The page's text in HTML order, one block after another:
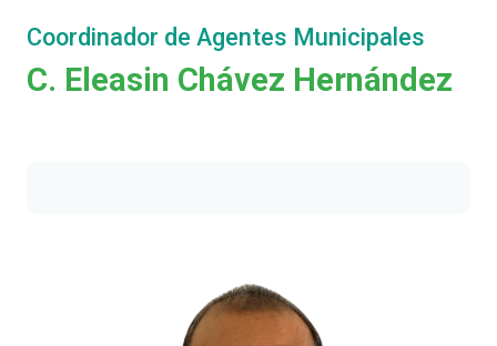
Coordinador de Agentes Municipales
C. Eleasin Chávez Hernández